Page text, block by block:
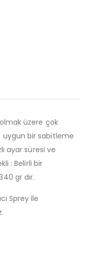
üzere çok
uygun bir sabitleme
ayar süresi ve
: Belirli bir
gr dır.
Sprey ile